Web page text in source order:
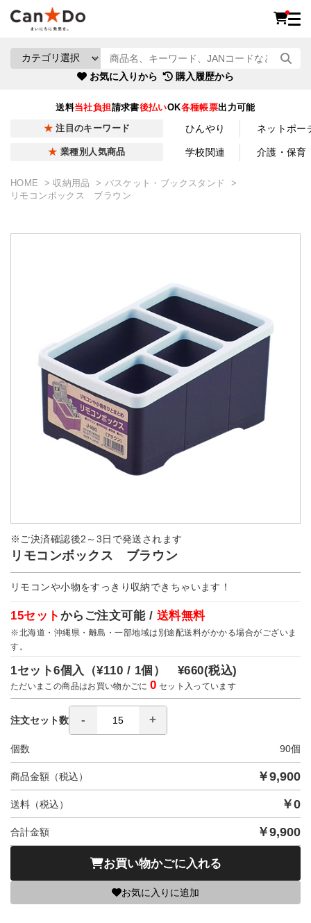
お気に入りから 購入履歴から
送料当社負担請求書後払いOK各種帳票出力可能
注目のキーワード ひんやり ネットポー
業種別人気商品 学校関連 介護・保育
HOME 収納用品
バスケット・ブックスタンド
リモコンボックス ブラウン
※ご決済確認後2～3日で発送されます
リモコンボックス ブラウン
リモコンや小物をすっきり収納できちゃいます！
15セット からご注文可能 / 送料無料
※北海道・沖縄県・離島・一部地域は別途配送料がかかる場合がございま
す。
1セット6個入（¥110 / 1個） ¥660(税込)
ただいまこの商品はお買い物かごに0 セット入っています
注文セット数
個数 90個
商品金額（税込） ￥9,900
送料（税込） ￥0
合計金額 ￥9,900
お買い物かごに入れる
お気に入りに追加